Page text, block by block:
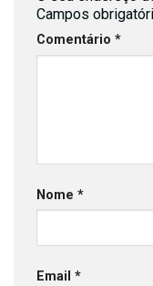
Campos
Comentário *
Nome *
Email *